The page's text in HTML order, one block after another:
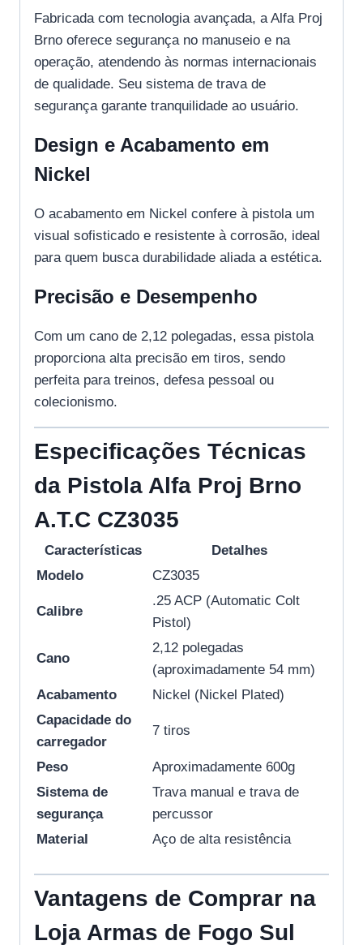
Fabricada com tecnologia avançada, a Alfa Proj
Brno oferece segurança no manuseio e na
operação, atendendo às normas internacionais
de qualidade. Seu sistema de trava de
segurança garante tranquilidade ao usuário.
Design e Acabamento em
Nickel
O acabamento em Nickel confere à pistola um
visual sofisticado e resistente à corrosão, ideal
para quem busca durabilidade aliada a estética.
Precisão e Desempenho
Com um cano de 2,12 polegadas, essa pistola
proporciona alta precisão em tiros, sendo
perfeita para treinos, defesa pessoal ou
colecionismo.
Especificações Técnicas
da Pistola Alfa Proj Brno
A.T.C CZ3035
Características
Detalhes
Modelo
CZ3035
Calibre
.25 ACP (Automatic Colt
Pistol)
Cano
2,12 polegadas
(aproximadamente 54 mm)
Acabamento
Nickel (Nickel Plated)
Capacidade do
carregador
7 tiros
Peso
Aproximadamente 600g
Sistema de
segurança
Trava manual e trava de
percussor
Material
Aço de alta resistência
Vantagens de Comprar na
Loja Armas de Fogo Sul